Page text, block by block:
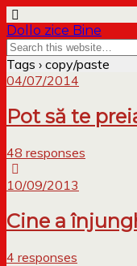
Dollo zice Bine
Tags › copy/paste
04/07/2014
Pot să te
48 responses
10/09/2013
Cine a
4 responses